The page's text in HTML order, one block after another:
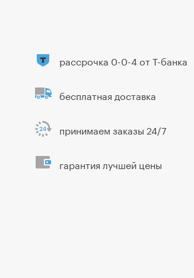
рассрочка 0-0-4 от Т-банка
бесплатная доставка
принимаем заказы 24/7
гарантия лучшей цены